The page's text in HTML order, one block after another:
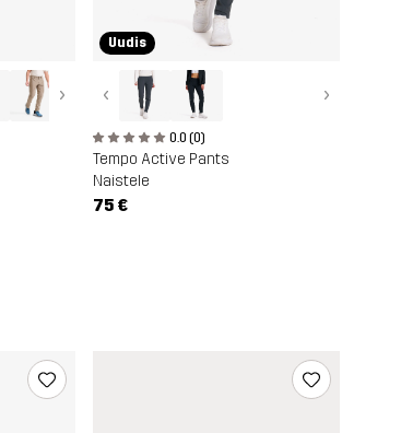
›
Uudis
‹ ›
0.0 (0)
Tempo Active Pants
Naistele
75 €